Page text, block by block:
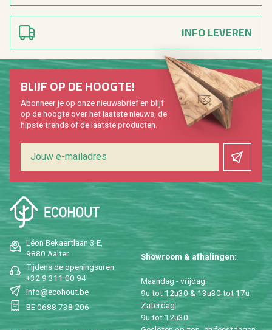
INFO LEVEREN
Léon Be­kaert­laan 3 E,
9880 Aal­ter
Tij­dens de ope­nings­uren
+32 9 311 00 94
info@​ecohout.​be
BE 0688 738 206
Show­room & af­ha­lin­gen:
Maan­dag - vrij­dag:
9u tot 12u30 & 13u30 tot 17u
Za­ter­dag:
9u tot 12u30
BLIJF OP DE HOOG­TE!
Abon­neer je op onze nieuws­brief en blijf
op de hoog­te over het laat­ste nieuws, de
hip­s­te trends of de laat­ste pro­duc­ten.